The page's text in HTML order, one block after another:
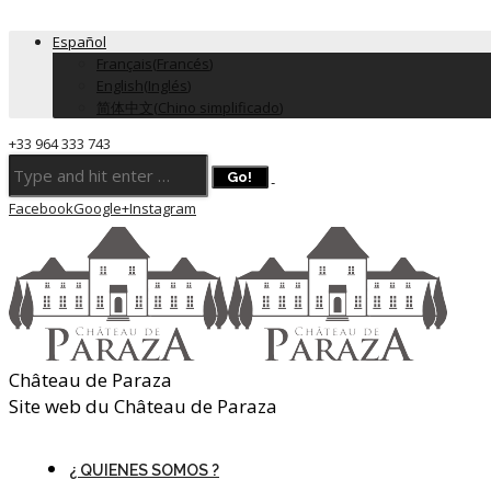
Español
Français(Francés)
English(Inglés)
简体中文(Chino simplificado)
+33 964 333 743
FacebookGoogle+Instagram
Château de Paraza
Site web du Château de Paraza
¿ QUIENES SOMOS ?